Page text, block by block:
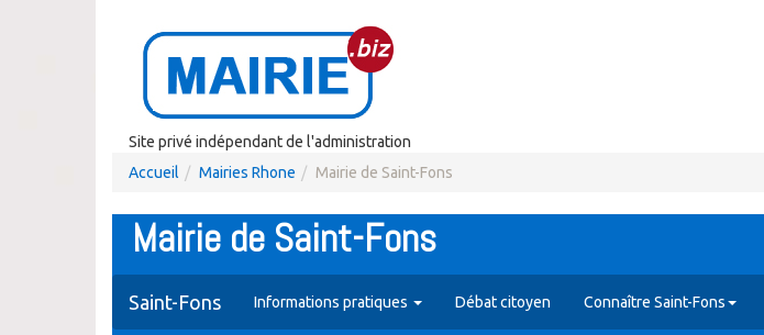
Site privé indépendant de l'administration
Accueil
Mairies Rhone Mairie de Saint-Fons
Mairie de Saint-Fons
Saint-Fons Informations pratiques Débat citoyen Connaître Saint-Fons